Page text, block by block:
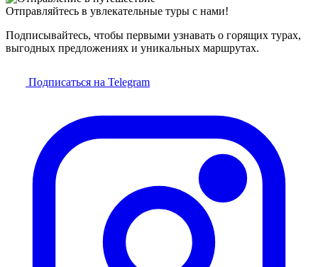
Отправляйтесь в увлекательные туры с нами!
Подписывайтесь, чтобы первыми узнавать о горящих турах,
выгодных предложениях и уникальных маршрутах.
Подписаться на Telegram